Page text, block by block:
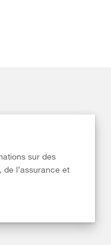
sur des
de l’assurance et